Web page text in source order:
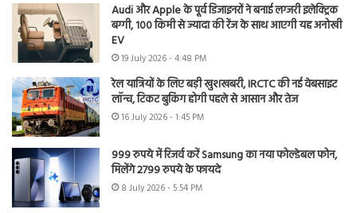
Audi और Apple के पूर्व डिजाइनरों ने बनाई लग्जरी इलेक्ट्रिक
बग्गी, 100 किमी से ज्यादा की रेंज के साथ आएगी यह अनोखी
EV
19 July 2026 - 4:48 PM
रेल यात्रियों के लिए बड़ी खुशखबरी, IRCTC की नई वेबसाइट
लॉन्च, टिकट बुकिंग होगी पहले से आसान और तेज
16 July 2026 - 1:45 PM
999 रुपये में रिजर्व करें Samsung का नया फोल्डेबल फोन,
मिलेंगे 2799 रुपये के फायदे
8 July 2026 - 5:54 PM